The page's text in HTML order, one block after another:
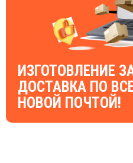
ИЗГОТОВЛЕНИЕ
ДОСТАВКА ПО
НОВОЙ ПОЧТОЙ!